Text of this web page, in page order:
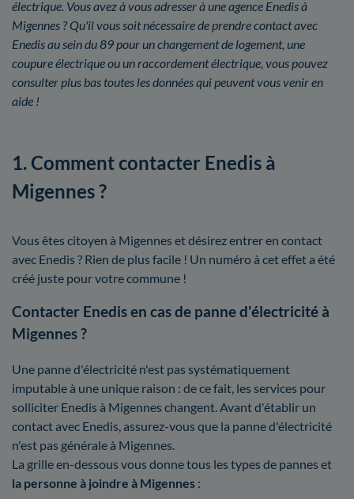
électrique. Vous avez à vous adresser à une agence Enedis à
Migennes ? Qu'il vous soit nécessaire de prendre contact avec
Enedis au sein du 89 pour un changement de logement, une
coupure électrique ou un raccordement électrique, vous pouvez
consulter plus bas toutes les données qui peuvent vous venir en
aide !
1. Comment contacter Enedis à
Migennes ?
Vous êtes citoyen à Migennes et désirez entrer en contact
avec Enedis ? Rien de plus facile ! Un numéro à cet effet a été
créé juste pour votre commune !
Contacter Enedis en cas de panne d'électricité à
Migennes ?
Une panne d'électricité n'est pas systématiquement
imputable à une unique raison : de ce fait, les services pour
solliciter Enedis à Migennes changent. Avant d'établir un
contact avec Enedis, assurez-vous que la panne d'électricité
n'est pas générale à Migennes.
La grille en-dessous vous donne tous les types de pannes et
la personne à joindre à Migennes :